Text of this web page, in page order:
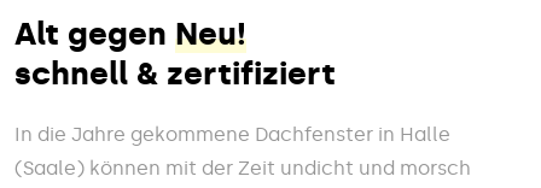
Alt gegen Neu!
schnell & zertifiziert
In die Jahre gekommene Dachfenster in Halle
(Saale) können mit der Zeit undicht und morsch